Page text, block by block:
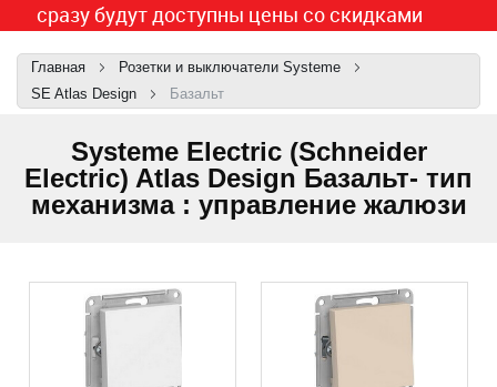
сразу будут доступны цены со скидками
Главная
Розетки и выключатели Systeme
SE Atlas Design
Базальт
Systeme Electric (Schneider
Electric) Atlas Design Базальт- тип
механизма : управление жалюзи